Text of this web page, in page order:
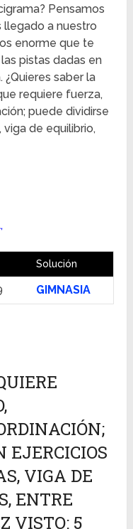
Pensamos
llegado a nuestro
enorme que te
pistas dadas en
saber la
requiere fuerza,
puede dividirse
viga de equilibrio,
,
Solución
GIMNASIA
EJERCICIOS
VIGA DE
ENTRE
VISTO: 5